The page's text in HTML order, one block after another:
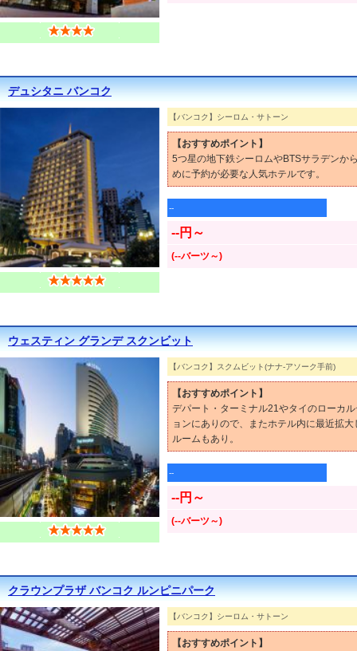
デュシタニ バンコク
【バンコク】シーロム・サトーン
【おすすめポイント】
5つ星の地下鉄シーロムやBTSサラデンか
めに予約が必要な人気ホテルです。
--
--円～
(--バーツ～)
ウェスティン グランデ スクンビット
【バンコク】スクムビット(ナナ-アソーク手前)
【おすすめポイント】
デパート・ターミナル21やタイのローカ
ョンにありので、またホテル内に最近拡
ルームもあり。
--
--円～
(--バーツ～)
クラウンプラザ バンコク ルンピニパーク
【バンコク】シーロム・サトーン
【おすすめポイント】